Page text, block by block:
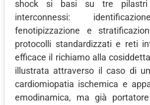
shock si basi su tre pilastri
interconnessi:
fenotipizzazione e
protocolli standardizzati e reti
efficace il richiamo alla cosiddetta
illustrata attraverso il caso di
cardiomiopatia ischemica e
emodinamica, ma già